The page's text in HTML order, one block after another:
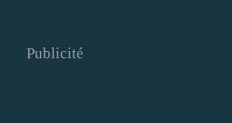
Publicité